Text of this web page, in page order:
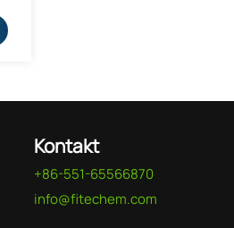
Kontakt
+86-551-65566870
info@fitechem.com